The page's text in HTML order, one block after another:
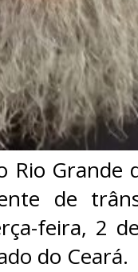
Rio
de
feira, 2
do Ceará.